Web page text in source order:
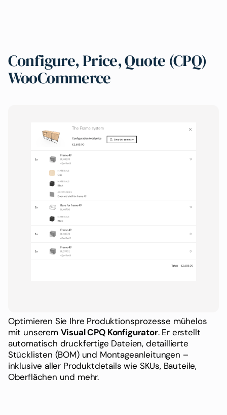
Configure, Price, Quote (CPQ)
WooCommerce
Optimieren Sie Ihre Produktionsprozesse mühelos
mit unserem Visual CPQ Konfigurator. Er erstellt
automatisch druckfertige Dateien, detaillierte
Stücklisten (BOM) und Montageanleitungen –
inklusive aller Produktdetails wie SKUs, Bauteile,
Oberflächen und mehr.